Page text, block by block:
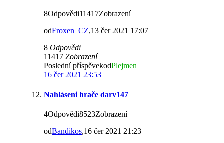
8Odpovědi11417Zobrazení
odFroxen_CZ,13 čer 2021 17:07
8 Odpovědi
11417 Zobrazení
Poslední příspěvekodPlejmen
16 čer 2021 23:53
Nahláseni hrače darv147
4Odpovědi8523Zobrazení
odBandikos,16 čer 2021 21:23